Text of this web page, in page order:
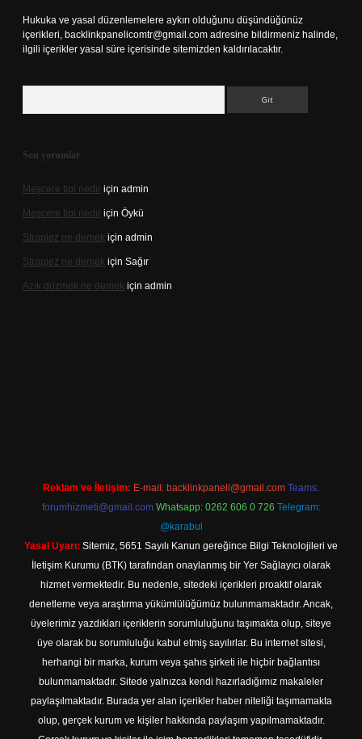
Hukuka ve yasal düzenlemelere aykırı olduğunu düşündüğünüz
içerikleri, backlinkpanelicomtr@gmail.com adresine bildirmeniz halinde,
ilgili içerikler yasal süre içerisinde sitemizden kaldırılacaktır.
Son yorumlar
Meşcere tipi nedir için admin
Meşcere tipi nedir için Öykü
Straplez ne demek için admin
Straplez ne demek için Sağır
Azık düzmek ne demek için admin
Reklam ve İletişim: E-mail: backlinkpaneli@gmail.com Teams:
forumhizmeti@gmail.com Whatsapp: 0262 606 0 726 Telegram:
@karabul
Yasal Uyarı: Sitemiz, 5651 Sayılı Kanun gereğince Bilgi Teknolojileri ve
İletişim Kurumu (BTK) tarafından onaylanmış bir Yer Sağlayıcı olarak
hizmet vermektedir. Bu nedenle, sitedeki içerikleri proaktif olarak
denetleme veya araştırma yükümlülüğümüz bulunmamaktadır. Ancak,
üyelerimiz yazdıkları içeriklerin sorumluluğunu taşımakta olup, siteye
üye olarak bu sorumluluğu kabul etmiş sayılırlar. Bu internet sitesi,
herhangi bir marka, kurum veya şahıs şirketi ile hiçbir bağlantısı
bulunmamaktadır. Sitede yalnızca kendi hazırladığımız makaleler
paylaşılmaktadır. Burada yer alan içerikler haber niteliği taşımamakta
olup, gerçek kurum ve kişiler hakkında paylaşım yapılmamaktadır.